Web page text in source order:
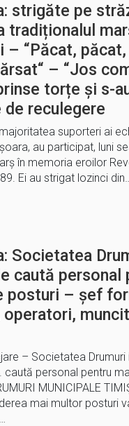
strigăte pe
tradiționalul
– “Păcat,
– “Jos
torțe și s-
reculegere
suporteri ai
au participat, luni
în memoria eroilor
Ei au strigat lozinci
Societatea
caută personal
posturi – șef
operatori,
– Societatea Drumuri
caută personal pentru
MUNICIPALE
mai multor posturi